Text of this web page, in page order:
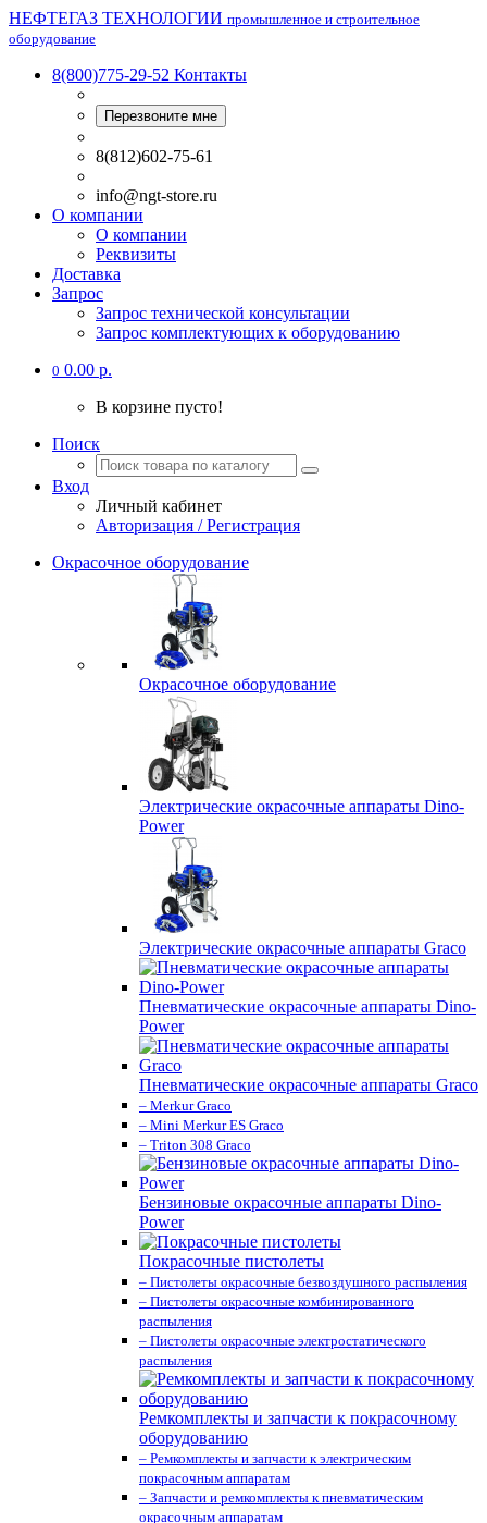
НЕФТЕГАЗ ТЕХНОЛОГИИ промышленное и строительное
оборудование
8(800)775-29-52 Контакты
Перезвоните мне
8(812)602-75-61
info@ngt-store.ru
О компании
О компании
Реквизиты
Доставка
Запрос
Запрос технической консультации
Запрос комплектующих к оборудованию
0 0.00 р.
В корзине пусто!
Поиск
Вход
Личный кабинет
Авторизация / Регистрация
Окрасочное оборудование
Окрасочное оборудование
Электрические окрасочные аппараты Dino-
Power
Электрические окрасочные аппараты Graco
Пневматические окрасочные аппараты Dino-
Power
Пневматические окрасочные аппараты Graco
– Merkur Graco
– Mini Merkur ES Graco
– Triton 308 Graco
Бензиновые окрасочные аппараты Dino-
Power
Покрасочные пистолеты
– Пистолеты окрасочные безвоздушного распыления
– Пистолеты окрасочные комбинированного
распыления
– Пистолеты окрасочные электростатического
распыления
Ремкомплекты и запчасти к покрасочному
оборудованию
– Ремкомплекты и запчасти к электрическим
покрасочным аппаратам
– Запчасти и ремкомплекты к пневматическим
окрасочным аппаратам